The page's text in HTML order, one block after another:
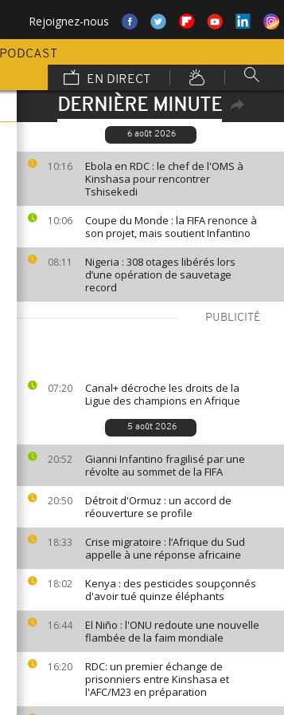
Rejoignez-nous
PODCAST
EN DIRECT
DERNIÈRE MINUTE
6 août 2026
10:16
Ebola en RDC : le chef de l'OMS à
Kinshasa pour rencontrer
Tshisekedi
10:06
Coupe du Monde : la FIFA renonce à
son projet, mais soutient Infantino
08:11
Nigeria : 308 otages libérés lors
d’une opération de sauvetage
record
PUBLICITÉ
07:20
Canal+ décroche les droits de la
Ligue des champions en Afrique
5 août 2026
20:52
Gianni Infantino fragilisé par une
révolte au sommet de la FIFA
20:50
Détroit d'Ormuz : un accord de
réouverture se profile
18:33
Crise migratoire : l’Afrique du Sud
appelle à une réponse africaine
18:02
Kenya : des pesticides soupçonnés
d'avoir tué quinze éléphants
16:44
El Niño : l'ONU redoute une nouvelle
flambée de la faim mondiale
16:20
RDC: un premier échange de
prisonniers entre Kinshasa et
l'AFC/M23 en préparation